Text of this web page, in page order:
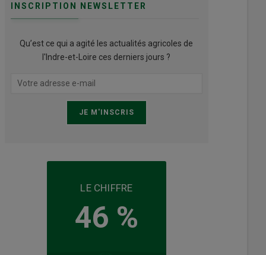
INSCRIPTION NEWSLETTER
Qu’est ce qui a agité les actualités agricoles de
l'Indre-et-Loire ces derniers jours ?
LE CHIFFRE
46 %